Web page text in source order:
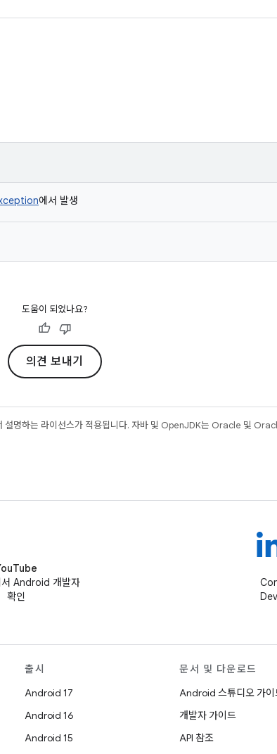
에서 발생
도움이 되었나요?
의견 보내기
설명하는 라이선스가 적용됩니다. 자바 및 OpenJDK는 Oracle 및
Android 개발자
확인
출시
Android 17
Android 16
Android 15
문서 및 다운로드
Android 스튜디오 가이
개발자 가이드
API 참조